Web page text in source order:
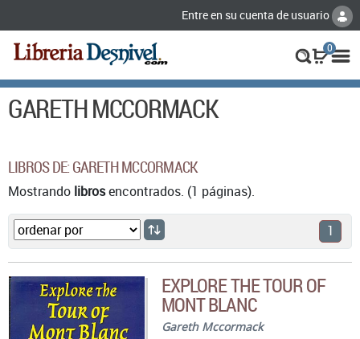
Entre en su cuenta de usuario
0
GARETH MCCORMACK
LIBROS DE: GARETH MCCORMACK
Mostrando librosencontrados. (1 páginas).
1
EXPLORE THE TOUR OF
MONT BLANC
Gareth Mccormack